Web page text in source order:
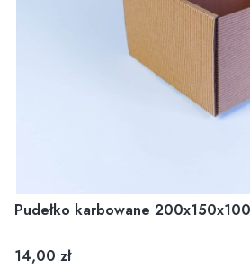
Pudełko karbowane
Cena
14,00 zł